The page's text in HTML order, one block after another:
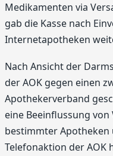
Medikamenten via
gab die Kasse nach
Internetapotheken
Nach Ansicht der
der AOK gegen einen
Apothekerverband
eine Beeinflussung
bestimmter
Telefonaktion der AOK